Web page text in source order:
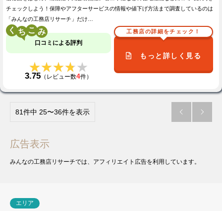
チェックしよう！保障やアフターサービスの情報や値下げ方法まで調査しているのは
「みんなの工務店リサーチ」だけ…
く こ
口コミによる評判
★★★★★
★★★★★
3.75 （レビュー数4件）
工務店の詳細をチェック！
もっと詳しく見る
81件中 25〜36件を表示  
広告表示
みんなの工務店リサーチでは、アフィリエイト広告を利用しています。
エリア